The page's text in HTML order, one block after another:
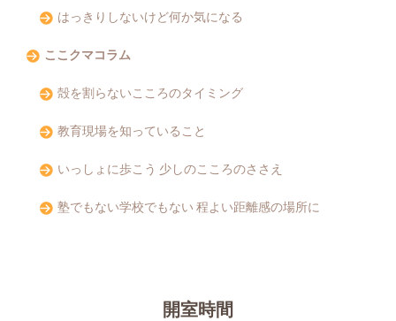
はっきりしないけど何か気になる
ここクマコラム
殻を割らないこころのタイミング
教育現場を知っていること
いっしょに歩こう 少しのこころのささえ
塾でもない学校でもない 程よい距離感の場所に
開室時間